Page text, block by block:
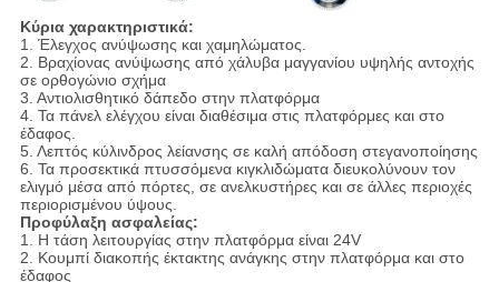
Κύρια χαρακτηριστικά:
1. Έλεγχος ανύψωσης και χαμηλώματος.
2. Βραχίονας ανύψωσης από χάλυβα μαγγανίου υψηλής αντοχής
σε ορθογώνιο σχήμα
3. Αντιολισθητικό δάπεδο στην πλατφόρμα
4. Τα πάνελ ελέγχου είναι διαθέσιμα στις πλατφόρμες και στο
έδαφος.
5. Λεπτός κύλινδρος λείανσης σε καλή απόδοση στεγανοποίησης
6. Τα προσεκτικά πτυσσόμενα κιγκλιδώματα διευκολύνουν τον
ελιγμό μέσα από πόρτες, σε ανελκυστήρες και σε άλλες περιοχές
περιορισμένου ύψους.
Προφύλαξη ασφαλείας:
1. Η τάση λειτουργίας στην πλατφόρμα είναι 24V
2. Κουμπί διακοπής έκτακτης ανάγκης στην πλατφόρμα και στο
έδαφος